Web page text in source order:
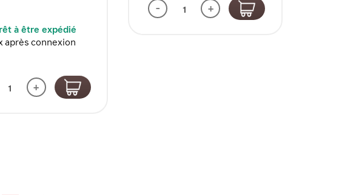
à être expédié
après connexion
+
- +